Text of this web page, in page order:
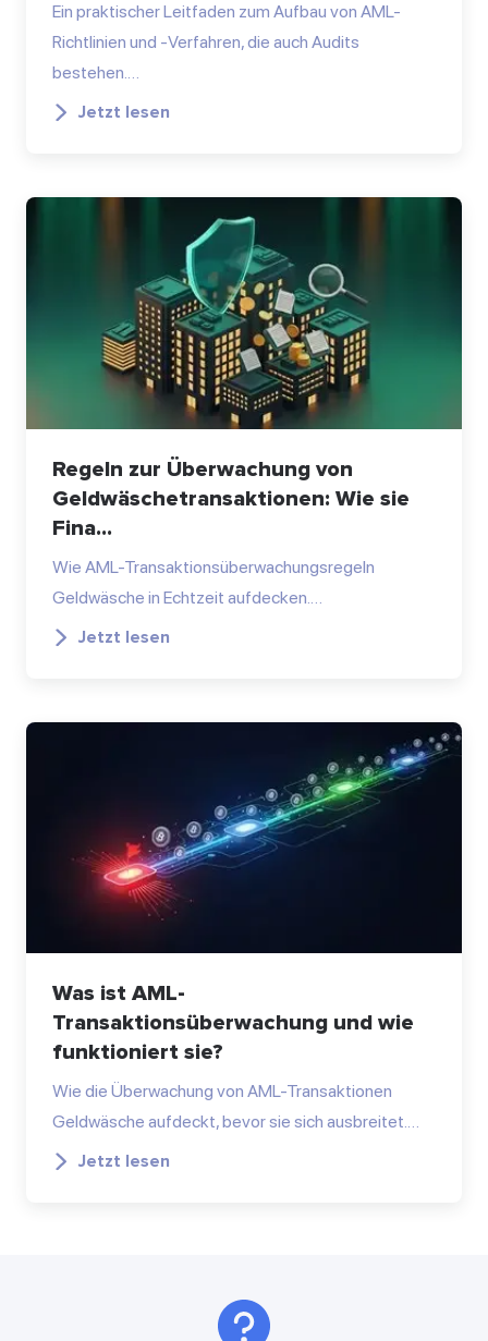
Ein praktischer Leitfaden zum Aufbau von AML-
Richtlinien und -Verfahren, die auch Audits
bestehen.…
Jetzt lesen
Regeln zur Überwachung von
Geldwäschetransaktionen: Wie sie
Fina...
Wie AML-Transaktionsüberwachungsregeln
Geldwäsche in Echtzeit aufdecken.…
Jetzt lesen
Was ist AML-
Transaktionsüberwachung und wie
funktioniert sie?
Wie die Überwachung von AML-Transaktionen
Geldwäsche aufdeckt, bevor sie sich ausbreitet.…
Jetzt lesen